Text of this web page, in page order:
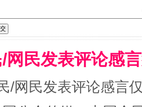
划来了！等你上场
网民发表评论感
/网民发表评论感言